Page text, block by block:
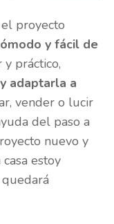
proyecto
y fácil de
y práctico,
adaptarla a
vender o lucir
del paso a
nuevo y
estoy